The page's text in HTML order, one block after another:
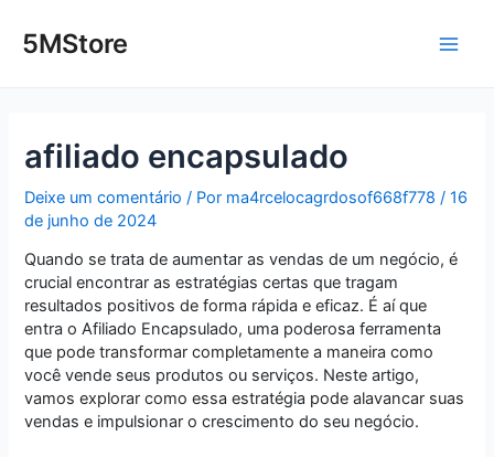
para5MStore
afiliado encapsulado
Deixe um comentário / Por ma4rcelocagrdosof668f778/16
de junho de 2024
Quando se trata de aumentar as vendas de um negócio, é
crucial encontrar as estratégias certas que tragam
resultados positivos de forma rápida e eficaz. É aí que
entra o Afiliado Encapsulado, uma poderosa ferramenta
que pode transformar completamente a maneira como
você vende seus produtos ou serviços. Neste artigo,
vamos explorar como essa estratégia pode alavancar suas
vendas e impulsionar o crescimento do seu negócio.
navigation